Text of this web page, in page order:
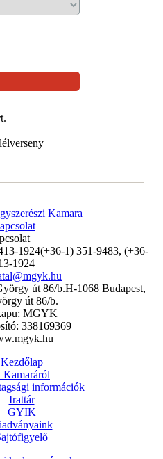
(+36-1) 351-9483, (+36-
1924
H-1068 Budapest,
út 86/b.
MGYK
338169369
Kezdőlap
Kamaráról
információk
Irattár
GYIK